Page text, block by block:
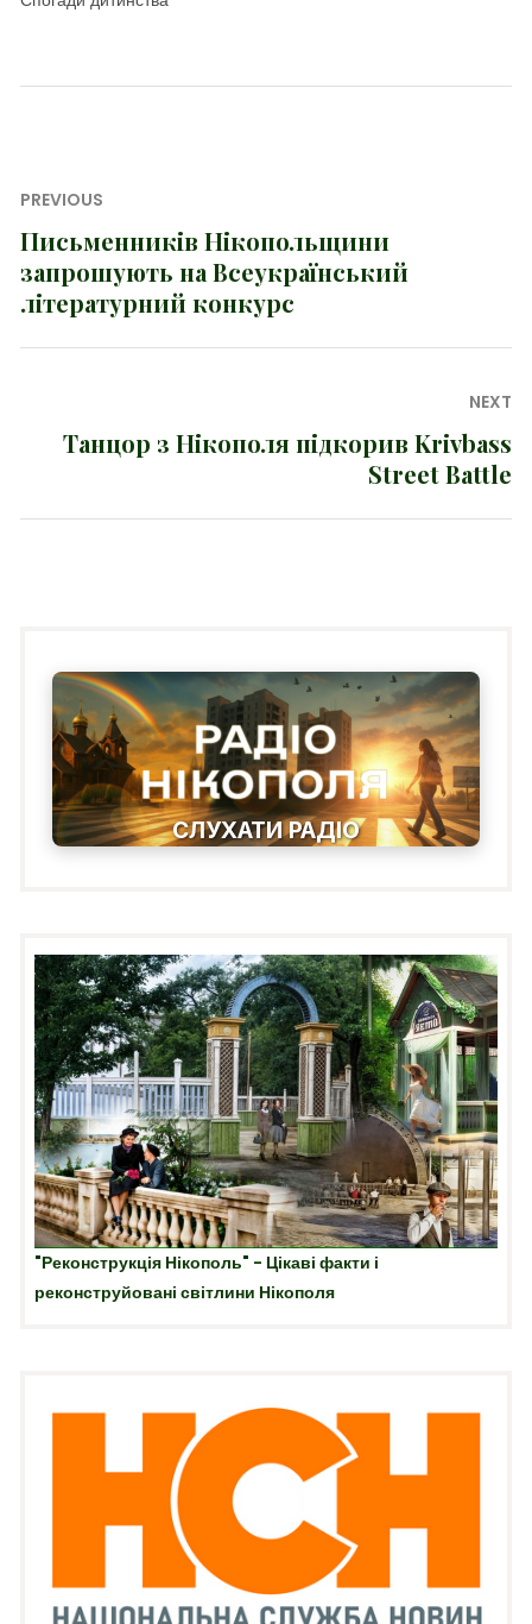
Навігація
записів
PREVIOUS
Previous
post:
Письменників Нікопольщини
запрошують на Всеукраїнський
літературний конкурс
NEXT
Танцор з Нікополя підкорив Krivbass
Street Battle
СЛУХАТИ РАДІО
"Реконструкція Нікополь" - Цікаві факти і
реконструйовані світлини Нікополя